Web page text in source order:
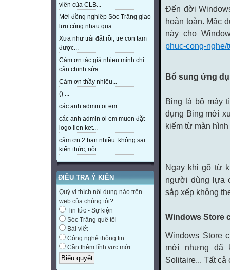
viên của CLB...
Mời đồng nghiệp Sóc Trăng giao
lưu cùng nhau qua:...
Xưa như trái đất rồi, tre con tam
được...
Cám ơn tác giả nhieu minh chi
cân chinh sửa...
Cám ơn thầy nhiêu...
() ...
các anh admin oi em ...
các anh admin oi em muon đặt
logo lien ket...
cảm ơn 2 bạn nhiều. không sai
kiến thức, nội...
ĐIỀU TRA Ý KIẾN
Quý vị thích nội dung nào trên
web của chúng tôi?
Tin tức - Sự kiện
Sóc Trăng quê tôi
Bài viết
Công nghệ thông tin
Cần thêm lĩnh vực mới
Đến đời
hoàn toàn. Mặc
này cho
phuc-cong-
Bổ sung ứng
Bing là bộ máy
dụng Bing mới
kiếm từ màn hình
Ngay khi gõ từ
người dùng lựa
sắp xếp không
Windows Store
Windows Store
mới nhưng đã
Solitaire... Tất cả